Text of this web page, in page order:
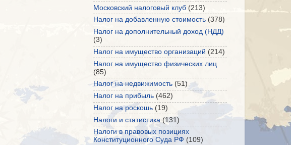
Московский налоговый клуб (213)
Налог на добавленную стоимость (378)
Налог на дополнительный доход (НДД)
(3)
Налог на имущество организаций (214)
Налог на имущество физических лиц
(85)
Налог на недвижимость (51)
Налог на прибыль (462)
Налог на роскошь (19)
Налоги и статистика (131)
Налоги в правовых позициях
Конституционного Суда РФ (109)